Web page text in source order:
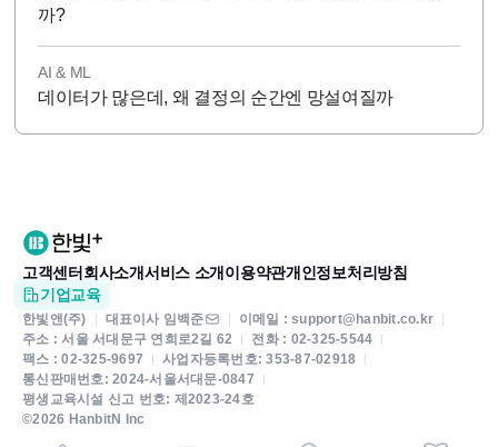
까?
AI & ML
데이터가 많은데, 왜 결정의 순간엔 망설여질까
고객센터 회사소개서비스 소개 이용약관개인정보처리방침
기업교육
한빛앤(주) 대표이사 임백준
이메일 : support@hanbit.co.kr
주소 : 서울 서대문구 연희로2길 62
전화 : 02-325-5544
팩스 : 02-325-9697
사업자등록번호: 353-87-02918
통신판매번호: 2024-서울서대문-0847
평생교육시설 신고 번호: 제2023-24호
©2026 HanbitN Inc